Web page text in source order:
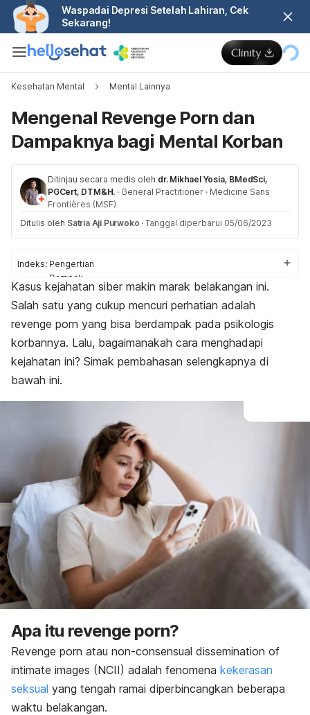
Waspadai Depresi Setelah Lahiran, Cek
Sekarang!
Kesehatan Mental Mental Lainnya
Mengenal Revenge Porn dan
Dampaknya bagi Mental Korban
Ditinjau secara medis oleh dr. Mikhael Yosia, BMedSci,
PGCert, DTM&H. · General Practitioner · Medicine Sans
Frontières (MSF)
Ditulis oleh Satria Aji Purwoko · Tanggal diperbarui 05/06/2023
Indeks: Pengertian
Dampak
Aturan hukum
Hal yang harus dilakukan
Kasus kejahatan siber makin marak belakangan ini.
Salah satu yang cukup mencuri perhatian adalah
revenge porn yang bisa berdampak pada psikologis
korbannya. Lalu, bagaimanakah cara menghadapi
kejahatan ini? Simak pembahasan selengkapnya di
bawah ini.
Apa itu revenge porn?
Revenge porn atau non-consensual dissemination of
intimate images (NCII) adalah fenomena kekerasan
seksual yang tengah ramai diperbincangkan beberapa
waktu belakangan.